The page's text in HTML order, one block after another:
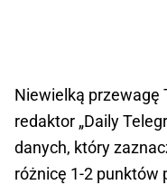
Niewielką przewagę
redaktor „Daily
danych, który
różnicę 1-2 punktów